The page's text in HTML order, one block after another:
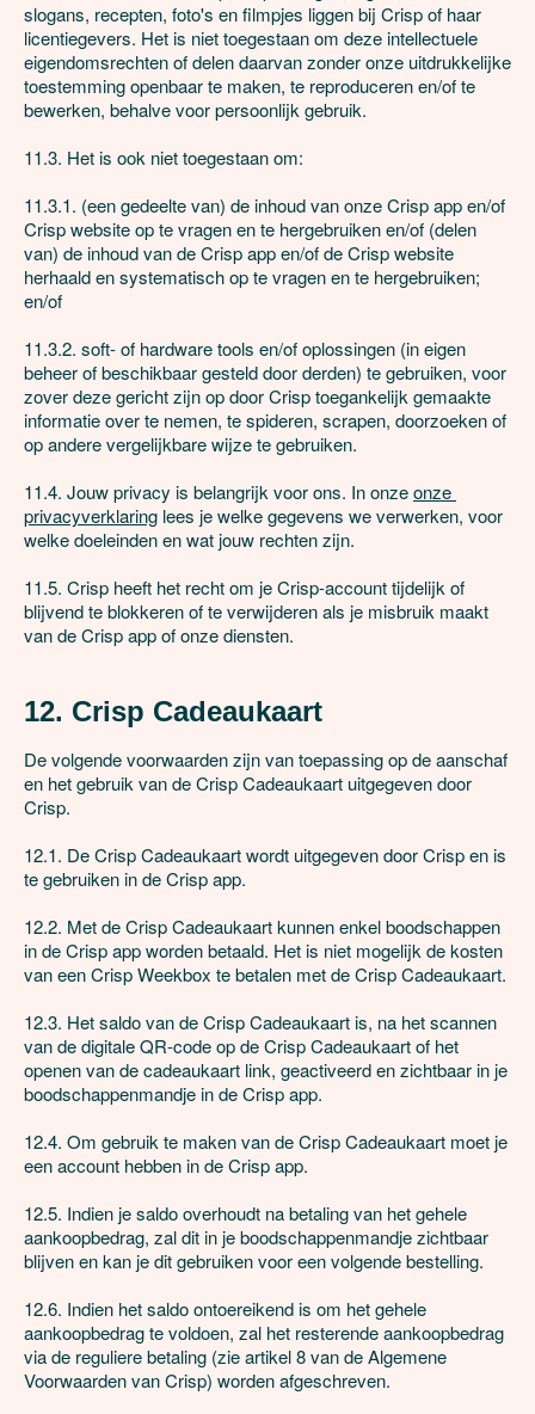
slogans, recepten, foto's en filmpjes liggen bij Crisp of haar
licentiegevers. Het is niet toegestaan om deze intellectuele
eigendomsrechten of delen daarvan zonder onze uitdrukkelijke
toestemming openbaar te maken, te reproduceren en/of te
bewerken, behalve voor persoonlijk gebruik.
11.3. Het is ook niet toegestaan om:
11.3.1. (een gedeelte van) de inhoud van onze Crisp app en/of
Crisp website op te vragen en te hergebruiken en/of (delen
van) de inhoud van de Crisp app en/of de Crisp website
herhaald en systematisch op te vragen en te hergebruiken;
en/of
11.3.2. soft- of hardware tools en/of oplossingen (in eigen
beheer of beschikbaar gesteld door derden) te gebruiken, voor
zover deze gericht zijn op door Crisp toegankelijk gemaakte
informatie over te nemen, te spideren, scrapen, doorzoeken of
op andere vergelijkbare wijze te gebruiken.
11.4. Jouw privacy is belangrijk voor ons. In onze onze
privacyverklaring lees je welke gegevens we verwerken, voor
welke doeleinden en wat jouw rechten zijn.
11.5. Crisp heeft het recht om je Crisp-account tijdelijk of
blijvend te blokkeren of te verwijderen als je misbruik maakt
van de Crisp app of onze diensten.
12. Crisp Cadeaukaart
De volgende voorwaarden zijn van toepassing op de aanschaf
en het gebruik van de Crisp Cadeaukaart uitgegeven door
Crisp.
12.1. De Crisp Cadeaukaart wordt uitgegeven door Crisp en is
te gebruiken in de Crisp app.
12.2. Met de Crisp Cadeaukaart kunnen enkel boodschappen
in de Crisp app worden betaald. Het is niet mogelijk de kosten
van een Crisp Weekbox te betalen met de Crisp Cadeaukaart.
12.3. Het saldo van de Crisp Cadeaukaart is, na het scannen
van de digitale QR-code op de Crisp Cadeaukaart of het
openen van de cadeaukaart link, geactiveerd en zichtbaar in je
boodschappenmandje in de Crisp app.
12.4. Om gebruik te maken van de Crisp Cadeaukaart moet je
een account hebben in de Crisp app.
12.5. Indien je saldo overhoudt na betaling van het gehele
aankoopbedrag, zal dit in je boodschappenmandje zichtbaar
blijven en kan je dit gebruiken voor een volgende bestelling.
12.6. Indien het saldo ontoereikend is om het gehele
aankoopbedrag te voldoen, zal het resterende aankoopbedrag
via de reguliere betaling (zie artikel 8 van de Algemene
Voorwaarden van Crisp) worden afgeschreven.